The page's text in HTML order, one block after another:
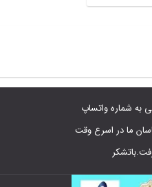
به شماره واتساپ
کارشناسان ما در اسرع وقت